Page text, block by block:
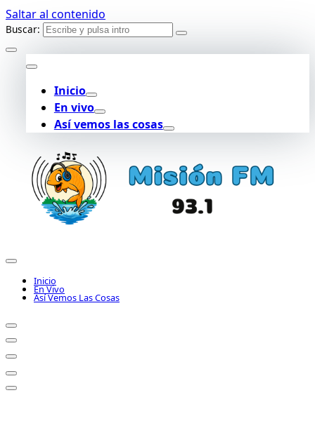
Saltar al contenido
Buscar:
Inicio
En vivo
Así vemos las cosas
Inicio
En Vivo
Así Vemos Las Cosas